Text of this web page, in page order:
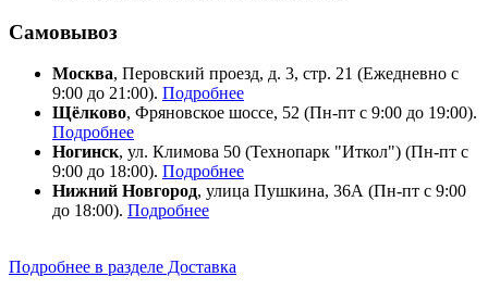
Самовывоз
Москва, Перовский проезд, д. 3, стр. 21 (Ежедневно с
9:00 до 21:00). Подробнее
Щёлково, Фряновское шоссе, 52 (Пн-пт с 9:00 до 19:00).
Подробнее
Ногинск, ул. Климова 50 (​Технопарк "Иткол") (Пн-пт с
9:00 до 18:00). Подробнее
Нижний Новгород, улица Пушкина, 36А (Пн-пт с 9:00
до 18:00). Подробнее
Подробнее в разделе Доставка